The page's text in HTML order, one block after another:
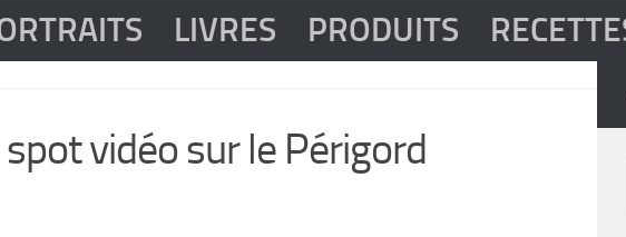
LIVRES PRODUITS
vidéo sur le Périgord